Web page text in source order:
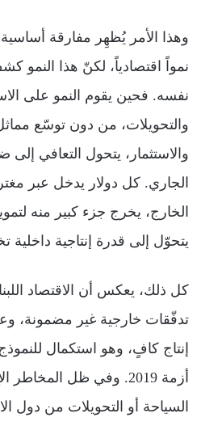
وهذا الأمر يُظهِر مفارقة
نمواً اقتصادياً، لكنّ هذا النمو
نفسه. فحين يقوم النمو على
والتحويلات، من دون توسّع مماثل
والاستثمار، يتحول التعافي
الجاري. كل دولار يدخل عبر
الخارج، يخرج جزء كبير منه
يتحوّل إلى قدرة إنتاجية داخلية
كل ذلك، يعكس أن الاقتصاد
تدفّقات خارجية غير مضمونة،
إنتاج كافٍ، وهو استكمال
أزمة 2019. وفي ظل
السياحة أو التحويلات من دول